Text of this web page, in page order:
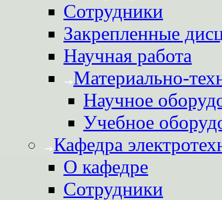
Сотрудники
Закрепленные
Научная работа
Материально-
Научное
Учебное
Кафедра
О кафедре
Сотрудники